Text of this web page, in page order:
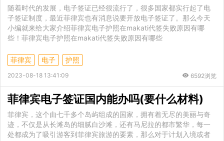
随着时代的发展，电子签证已经很流行了，很多国家都实行起了电
子签证制度，最近菲律宾也有消息说要开放电子签证了。那么今天
小编就来给大家介绍菲律宾电子护照在makati代签失败原因有哪
些！菲律宾电子护照在makati代签失败原因有哪些
菲律宾 电子 护照
2023-08-18 13:41:09 6592浏览
菲律宾电子签证国内能办吗(要什么材料)
菲律宾，这个由七千多个岛屿组成的国家，拥有着无尽的美丽与奇
迹，不仅是从长滩岛的细腻白沙滩，还有马尼拉的都市繁华，每一
处都成为了吸引游客到菲律宾旅游的要素，那么对于计划入境或者